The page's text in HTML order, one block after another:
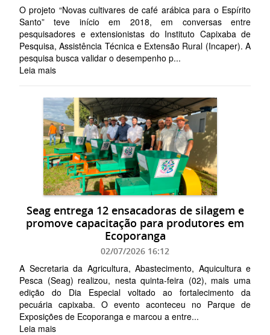
O projeto “Novas cultivares de café arábica para o Espírito
Santo” teve início em 2018, em conversas entre
pesquisadores e extensionistas do Instituto Capixaba de
Pesquisa, Assistência Técnica e Extensão Rural (Incaper). A
pesquisa busca validar o desempenho p...
Leia mais
Seag entrega 12 ensacadoras de silagem e
promove capacitação para produtores em
Ecoporanga
02/07/2026 16:12
A Secretaria da Agricultura, Abastecimento, Aquicultura e
Pesca (Seag) realizou, nesta quinta-feira (02), mais uma
edição do Dia Especial voltado ao fortalecimento da
pecuária capixaba. O evento aconteceu no Parque de
Exposições de Ecoporanga e marcou a entre...
Leia mais